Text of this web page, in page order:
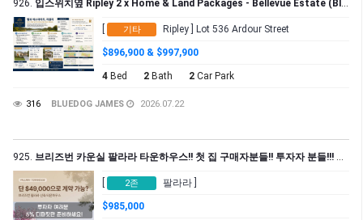
926. 입스위치옆 Ripley 2 x Home & Land Packages - Bellevue Estate (Bluedog Property Group)
기타 Ripley ] Lot 536 Ardour Street
$896,900 & $997,900
4 Bed 2 Bath 2 Car Park
316 BLUEDOG JAMES 2026.07.22
925. 브리즈번 카운실 팔라라 타운하우스!! 첫 집 구매자분들!! 투자자 분들!!! 단 4만 9천불 5% 디파짓으로 구매 가능합니다
2존 팔라라 ]
$985,000